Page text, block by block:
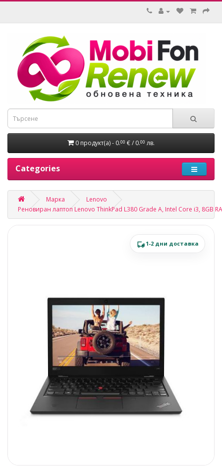
0 продукт(а) - 0.00 € / 0.00 лв.
Categories
Марка
Lenovo
Реновиран лаптоп Lenovo ThinkPad L380 Grade A, Intel Core i3, 8GB
1-2 дни доставка